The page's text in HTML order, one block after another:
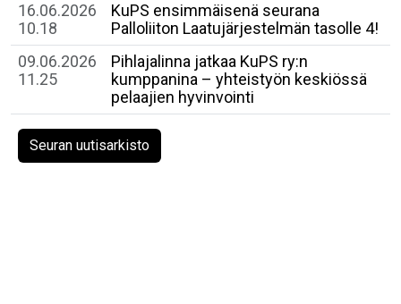
16.06.2026
10.18
​KuPS ensimmäisenä seurana
Palloliiton Laatujärjestelmän tasolle 4!
09.06.2026
11.25
Pihlajalinna jatkaa KuPS ry:n
kumppanina – yhteistyön keskiössä
pelaajien hyvinvointi
Seuran uutisarkisto